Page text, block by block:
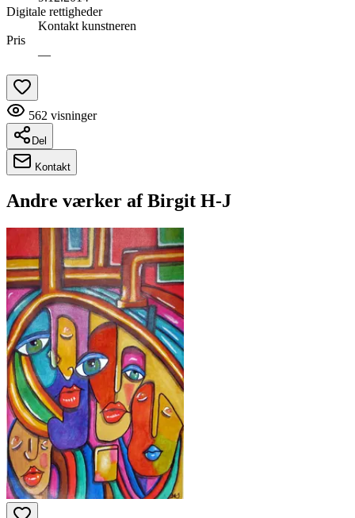
Digitale rettigheder
Kontakt kunstneren
Pris
—
562 visninger
Del
Kontakt
Andre værker afBirgit H-J